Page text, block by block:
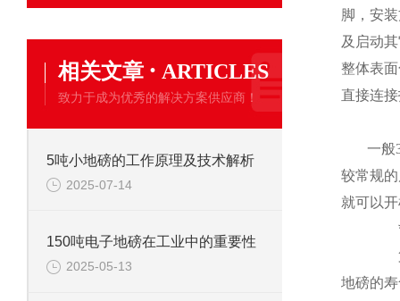
相关文章 · ARTICLES
致力于成为优秀的解决方案供应商！
5吨小地磅的工作原理及技术解析
2025-07-14
150吨电子地磅在工业中的重要性
2025-05-13
脚，安
及启动
整体表
直接连
一般
较常规
就可以
地磅的